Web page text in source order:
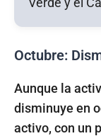
Octubre:
Aunque la
disminuye en
activo, con un